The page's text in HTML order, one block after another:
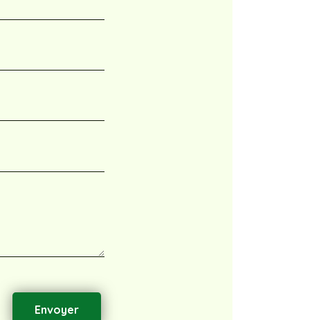
Envoyer